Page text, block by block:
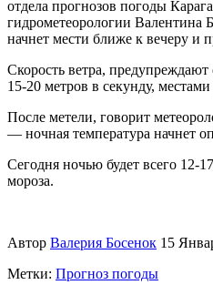
отдела прогнозов погоды
гидрометеорологии Валентина
начнет мести ближе к вечеру и
Скорость ветра, предупреждают
15-20 метров в секунду,
После метели, говорит
— ночная температура начнет
Сегодня ночью будет всего 12-
мороза.
Автор Валерия Босенок 15
Метки: Прогноз погоды